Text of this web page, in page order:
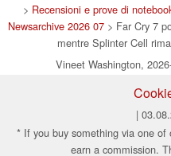
> Recensioni e prove di
Newsarchive 2026 07> Far Cry 7
mentre Splinter Cell
Vineet Washington,
|
* If you buy something via one
earn a commission.